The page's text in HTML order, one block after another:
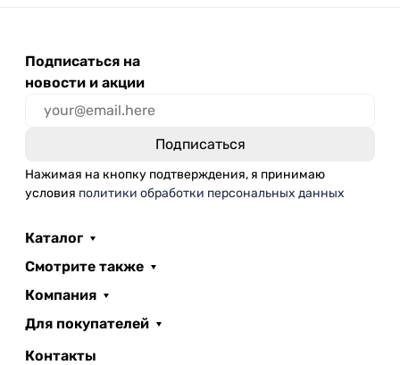
Подписаться на
новости и акции
Нажимая на кнопку подтверждения, я принимаю
условия политики обработки персональных данных
Каталог
Смотрите также
Компания
Для покупателей
Контакты